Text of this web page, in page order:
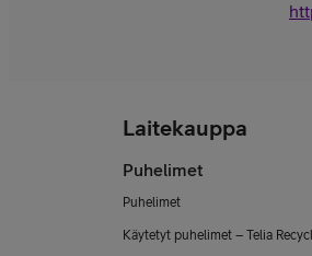
Laitekauppa
Puhelimet
Puhelimet
Käytetyt puhelimet – Telia